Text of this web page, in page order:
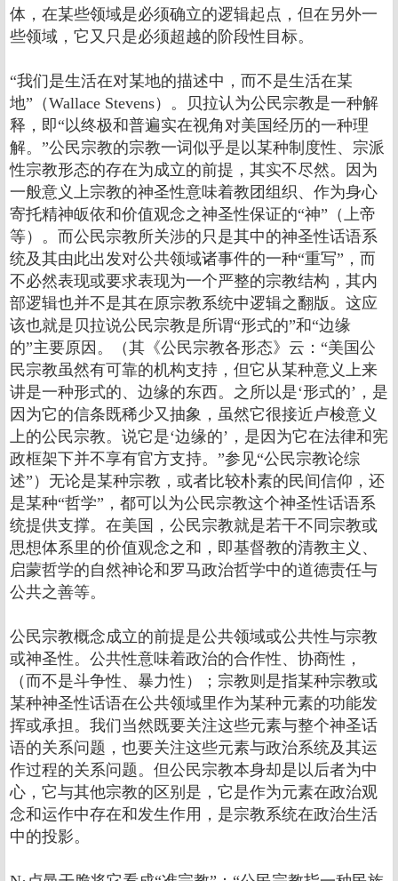
体，在某些领域是必须确立的逻辑起点，但在另外一
些领域，它又只是必须超越的阶段性目标。
“我们是生活在对某地的描述中，而不是生活在某
地”（Wallace Stevens）。贝拉认为公民宗教是一种解
释，即“以终极和普遍实在视角对美国经历的一种理
解。”公民宗教的宗教一词似乎是以某种制度性、宗派
性宗教形态的存在为成立的前提，其实不尽然。因为
一般意义上宗教的神圣性意味着教团组织、作为身心
寄托精神皈依和价值观念之神圣性保证的“神”（上帝
等）。而公民宗教所关涉的只是其中的神圣性话语系
统及其由此出发对公共领域诸事件的一种“重写”，而
不必然表现或要求表现为一个严整的宗教结构，其内
部逻辑也并不是其在原宗教系统中逻辑之翻版。这应
该也就是贝拉说公民宗教是所谓“形式的”和“边缘
的”主要原因。（其《公民宗教各形态》云：“美国公
民宗教虽然有可靠的机构支持，但它从某种意义上来
讲是一种形式的、边缘的东西。之所以是‘形式的’，是
因为它的信条既稀少又抽象，虽然它很接近卢梭意义
上的公民宗教。说它是‘边缘的’，是因为它在法律和宪
政框架下并不享有官方支持。”参见“公民宗教论综
述”）无论是某种宗教，或者比较朴素的民间信仰，还
是某种“哲学”，都可以为公民宗教这个神圣性话语系
统提供支撑。在美国，公民宗教就是若干不同宗教或
思想体系里的价值观念之和，即基督教的清教主义、
启蒙哲学的自然神论和罗马政治哲学中的道德责任与
公共之善等。
公民宗教概念成立的前提是公共领域或公共性与宗教
或神圣性。公共性意味着政治的合作性、协商性，
（而不是斗争性、暴力性）；宗教则是指某种宗教或
某种神圣性话语在公共领域里作为某种元素的功能发
挥或承担。我们当然既要关注这些元素与整个神圣话
语的关系问题，也要关注这些元素与政治系统及其运
作过程的关系问题。但公民宗教本身却是以后者为中
心，它与其他宗教的区别是，它是作为元素在政治观
念和运作中存在和发生作用，是宗教系统在政治生活
中的投影。